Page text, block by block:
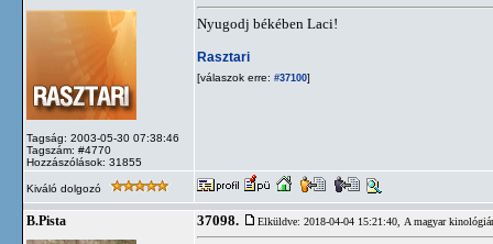
Tagság: 2003-05-30 07:38:46
Tagszám: #4770
Hozzászólások: 31855
Nyugodj békében Laci!
Rasztari
[válaszok erre: #37100]
Kiváló dolgozó
B.Pista 37098. Elküldve: 2018-04-04 15:21:40, A magyar